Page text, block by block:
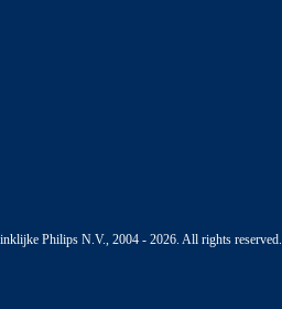
Philips N.V., 2004 - 2026. All rights reserved.